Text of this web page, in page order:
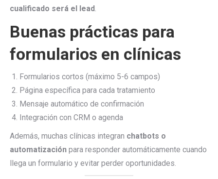
cualificado será el lead.
Buenas prácticas para
formularios en clínicas
Formularios cortos (máximo 5-6 campos)
Página específica para cada tratamiento
Mensaje automático de confirmación
Integración con CRM o agenda
Además, muchas clínicas integran chatbots o
automatización para responder automáticamente cuando
llega un formulario y evitar perder oportunidades.